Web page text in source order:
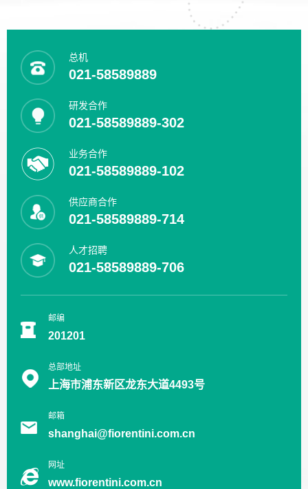
总机
021-58589889
研发合作
021-58589889-302
业务合作
021-58589889-102
供应商合作
021-58589889-714
人才招聘
021-58589889-706
邮编
201201
总部地址
上海市浦东新区龙东大道4493号
邮箱
shanghai@fiorentini.com.cn
网址
www.fiorentini.com.cn